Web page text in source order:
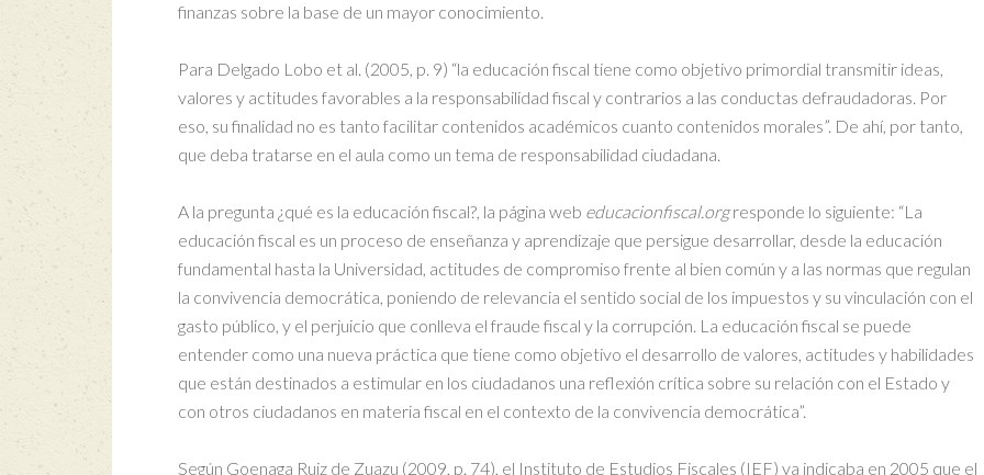
finanzas sobre la base de un mayor conocimiento.
Para Delgado Lobo et al. (2005, p. 9) “la educación fiscal tiene como objetivo primordial transmitir ideas,
valores y actitudes favorables a la responsabilidad fiscal y contrarios a las conductas defraudadoras. Por
eso, su finalidad no es tanto facilitar contenidos académicos cuanto contenidos morales”. De ahí, por tanto,
que deba tratarse en el aula como un tema de responsabilidad ciudadana.
A la pregunta ¿qué es la educación fiscal?, la página web educacionfiscal.orgresponde lo siguiente: “La
educación fiscal es un proceso de enseñanza y aprendizaje que persigue desarrollar, desde la educación
fundamental hasta la Universidad, actitudes de compromiso frente al bien común y a las normas que regulan
la convivencia democrática, poniendo de relevancia el sentido social de los impuestos y su vinculación con el
gasto público, y el perjuicio que conlleva el fraude fiscal y la corrupción. La educación fiscal se puede
entender como una nueva práctica que tiene como objetivo el desarrollo de valores, actitudes y habilidades
que están destinados a estimular en los ciudadanos una reflexión crítica sobre su relación con el Estado y
con otros ciudadanos en materia fiscal en el contexto de la convivencia democrática”.
Según Goenaga Ruiz de Zuazu (2009, p. 74), el Instituto de Estudios Fiscales (IEF) ya indicaba en 2005 que el